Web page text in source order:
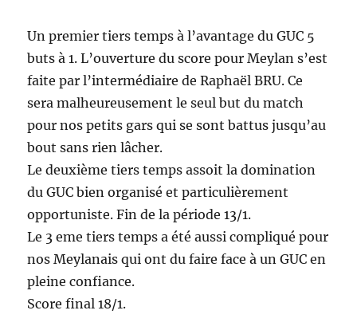
Un premier tiers temps à l’avantage du GUC 5
buts à 1. L’ouverture du score pour Meylan s’est
faite par l’intermédiaire de Raphaël BRU. Ce
sera malheureusement le seul but du match
pour nos petits gars qui se sont battus jusqu’au
bout sans rien lâcher.
Le deuxième tiers temps assoit la domination
du GUC bien organisé et particulièrement
opportuniste. Fin de la période 13/1.
Le 3 eme tiers temps a été aussi compliqué pour
nos Meylanais qui ont du faire face à un GUC en
pleine confiance.
Score final 18/1.